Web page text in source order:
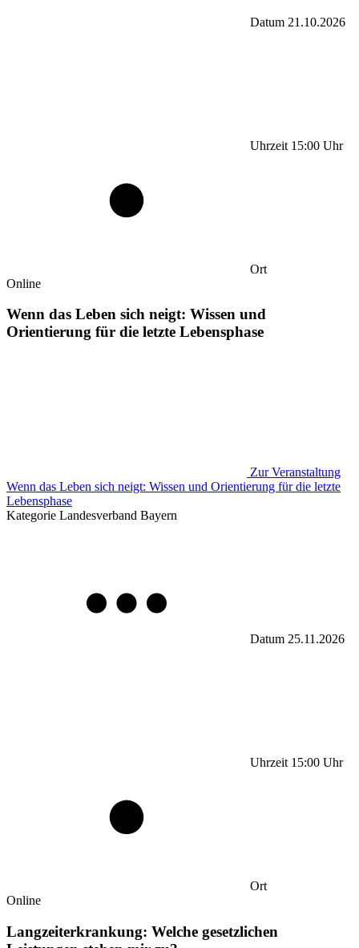
Datum 21.10.2026
Uhrzeit 15:00 Uhr
Ort
Online
Wenn das Leben sich neigt: Wissen und
Orientierung für die letzte Lebensphase
Zur Veranstaltung
Wenn das Leben sich neigt: Wissen und Orientierung für die letzte
Lebensphase
Kategorie Landesverband Bayern
Datum 25.11.2026
Uhrzeit 15:00 Uhr
Ort
Online
Langzeiterkrankung: Welche gesetzlichen